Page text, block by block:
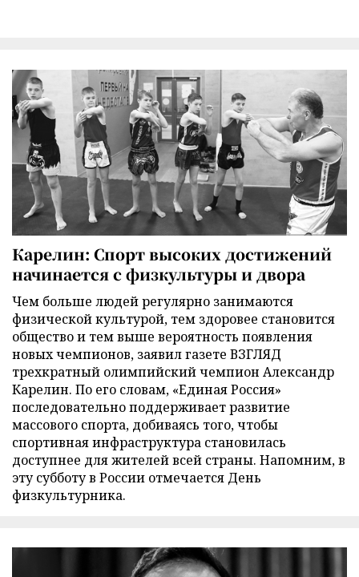
Карелин: Спорт высоких достижений
начинается с физкультуры и двора
Чем больше людей регулярно занимаются
физической культурой, тем здоровее становится
общество и тем выше вероятность появления
новых чемпионов, заявил газете ВЗГЛЯД
трехкратный олимпийский чемпион Александр
Карелин. По его словам, «Единая Россия»
последовательно поддерживает развитие
массового спорта, добиваясь того, чтобы
спортивная инфраструктура становилась
доступнее для жителей всей страны. Напомним, в
эту субботу в России отмечается День
физкультурника.